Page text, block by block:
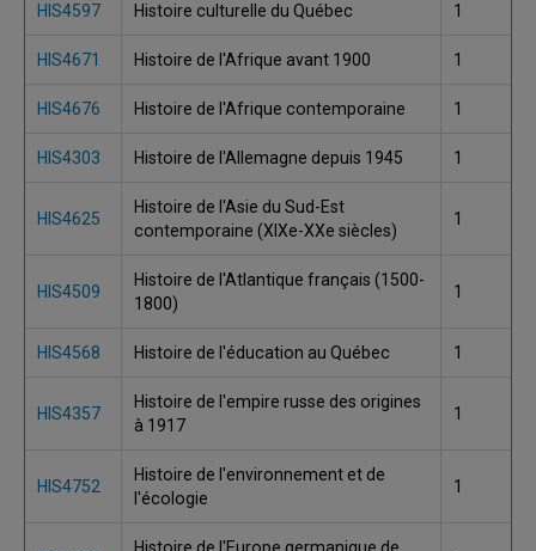
HIS4597 Histoire culturelle du Québec 1
HIS4671 Histoire de l'Afrique avant 1900 1
HIS4676 Histoire de l'Afrique contemporaine 1
HIS4303 Histoire de l'Allemagne depuis 1945 1
HIS4625
Histoire de l'Asie du Sud-Est
contemporaine (XIXe-XXe siècles)
1
HIS4509
Histoire de l'Atlantique français (1500-
1800)
1
HIS4568 Histoire de l'éducation au Québec 1
HIS4357
Histoire de l'empire russe des origines
à 1917
1
HIS4752
Histoire de l'environnement et de
l'écologie
1